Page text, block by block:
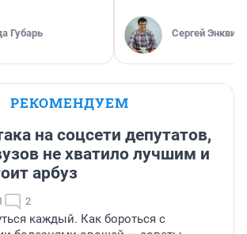
Губарь Сергей Энквист
РЕКОМЕНДУЕМ
на соцсети депутатов,
не хватило лучшим и
арбуз
2
каждый. Как бороться с